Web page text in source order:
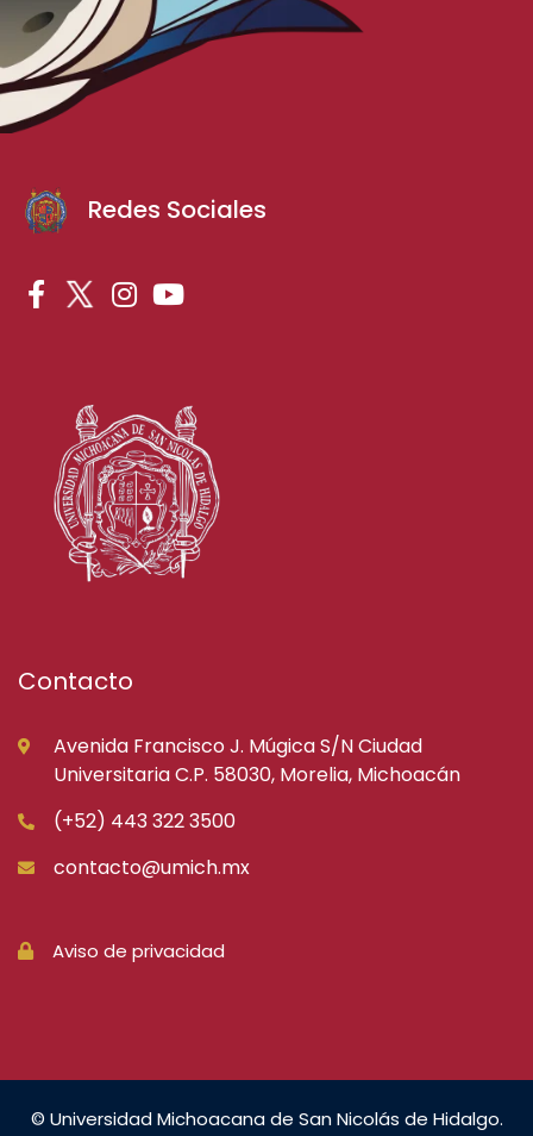
Redes Sociales
Contacto
Avenida Francisco J. Múgica S/N Ciudad
Universitaria C.P. 58030, Morelia, Michoacán
(+52) 443 322 3500
contacto@umich.mx
Aviso de privacidad
© Universidad Michoacana de San Nicolás de Hidalgo.